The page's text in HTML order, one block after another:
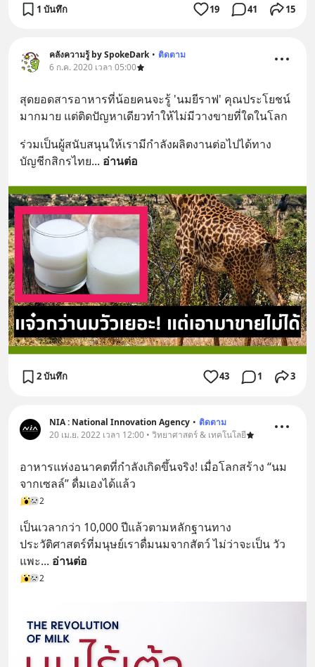
1 บันทึก 19 41 15
คลังความรู้ by SpokeDark • ติดตาม
6 ก.ค. 2020 เวลา 05:00
สุดยอดสารอาหารที่น้อยคนจะรู้ 'นมยีราฟ' คุณประโยชน์
มากมาย แต่ติดปัญหาเดียวทำให้ไม่มีวางขายที่ใดในโลก
ร่วมเป็นผู้สนับสนุนให้เรามีกำลังผลิตงานต่อไปได้ทาง
บัญชีกสิกรไทย... อ่านต่อ
2 บันทึก 43 1 3
NIA : National Innovation Agency • ติดตาม
20 เม.ย. 2022 เวลา 12:00 • วิทยาศาสตร์ & เทคโนโลยี
อาหารแห่งอนาคตที่กำลังเกิดขึ้นจริง! เมื่อโลกสร้าง “นม
จากเซลล์” ดื่มเองได้แล้ว
2
เป็นเวลากว่า 10,000 ปีแล้วตามหลักฐานทาง
ประวัติศาสตร์ที่มนุษย์เราดื่มนมจากสัตว์ ไม่ว่าจะเป็น วัว
แพะ... อ่านต่อ
2